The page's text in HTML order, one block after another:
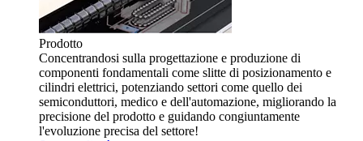
Prodotto
Concentrandosi sulla progettazione e produzione di
componenti fondamentali come slitte di posizionamento e
cilindri elettrici, potenziando settori come quello dei
semiconduttori, medico e dell'automazione, migliorando la
precisione del prodotto e guidando congiuntamente
l'evoluzione precisa del settore!